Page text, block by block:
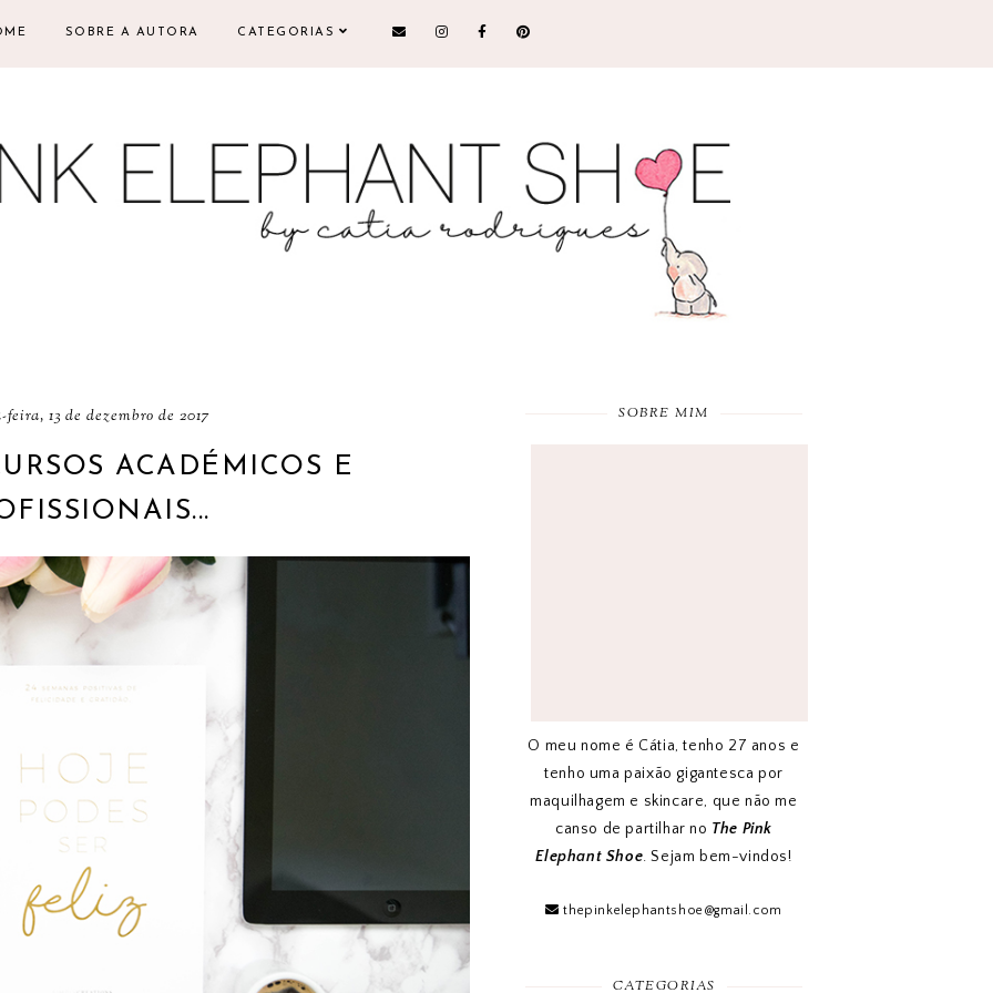
SOBRE A AUTORA CATEGORIAS
13 de dezembro de 2017
ACADÉMICOS E
SOBRE MIM
O meu nome é Cátia, tenho 27 anos e
tenho uma paixão gigantesca por
maquilhagem e skincare, que não me
canso de partilhar no The Pink
Elephant Shoe. Sejam bem-vindos!
thepinkelephantshoe@gmail.com
CATEGORIAS